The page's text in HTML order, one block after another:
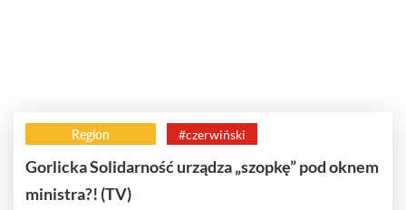
Region #czerwiński
Gorlicka Solidarność urządza „szopkę” pod oknem
ministra?! (TV)